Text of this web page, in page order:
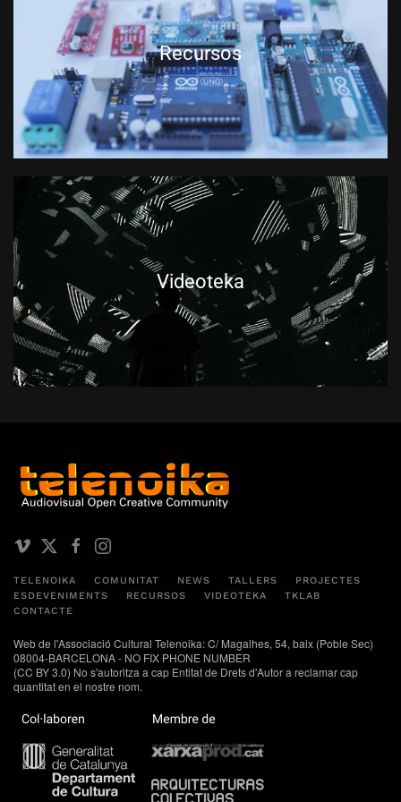
Recursos
Videoteka
TELENOIKA COMUNITAT NEWS TALLERS
PROJECTES
ESDEVENIMENTS
RECURSOS VIDEOTEKA
TKLAB
CONTACTE
Web de l'Associació Cultural Telenoika: C/ Magalhes, 54, baix (Poble Sec)
08004-BARCELONA - NO FIX PHONE NUMBER
(CC BY 3.0) No s'autoritza a cap Entitat de Drets d'Autor a reclamar cap
quantitat en el nostre nom.